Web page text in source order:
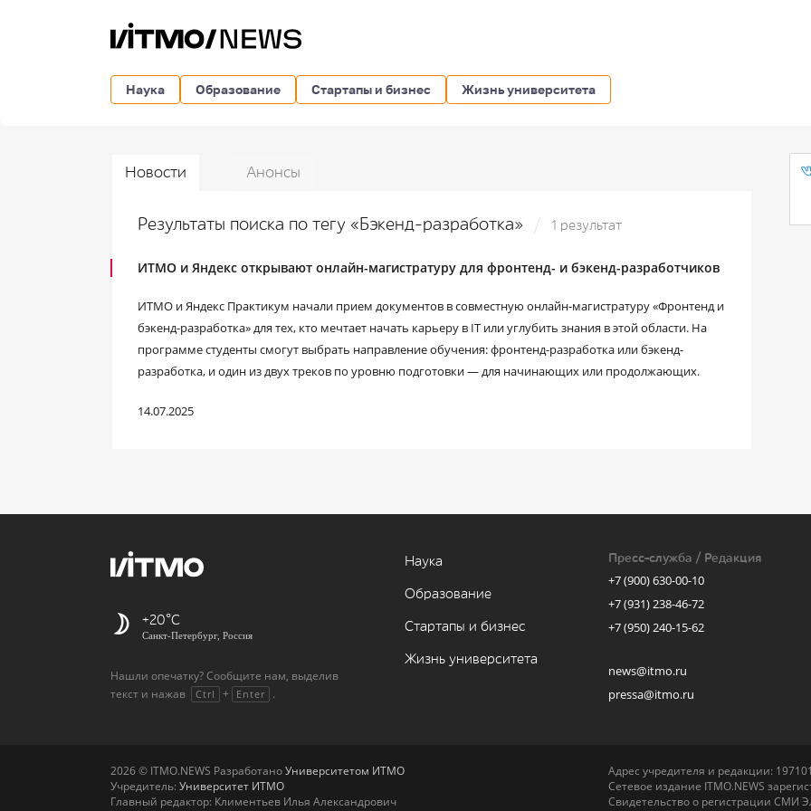
Наука Образование Стартапы и бизнес Жизнь университета
Новости Анонсы
Результаты поиска по тегу «Бэкенд-разработка» 1 результат
ИТМО и Яндекс открывают онлайн-магистратуру для фронтенд- и бэкенд-разработчиков
ИТМО и Яндекс Практикум начали прием документов в совместную онлайн-магистратуру «Фронтенд и
бэкенд-разработка» для тех, кто мечтает начать карьеру в IT или углубить знания в этой области. На
программе студенты смогут выбрать направление обучения: фронтенд-разработка или бэкенд-
разработка, и один из двух треков по уровню подготовки — для начинающих или продолжающих.
14.07.2025
+20
Санкт-Петербург, Россия
Нашли опечатку? Сообщите нам, выделив
текст и нажав
Ctrl + Enter .
Наука
Образование
Стартапы и бизнес
Жизнь университета
Пресс-служба / Редакция
+7 (900) 630-00-10
+7 (931) 238-46-72
+7 (950) 240-15-62
news@itmo.ru
pressa@itmo.ru
2026 © ITMO.NEWS РазработаноУниверситетом ИТМО
Учредитель: Университет ИТМО
Главный редактор: Климентьев Илья Александрович
Адрес учредителя и редакции:
Сетевое издание ITMO.NEWS
Свидетельство о регистрации СМИ